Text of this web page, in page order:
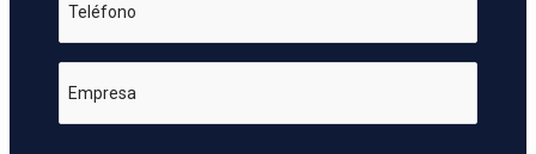
Teléfono
Empresa